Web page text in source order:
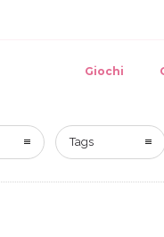
Giochi
Tags